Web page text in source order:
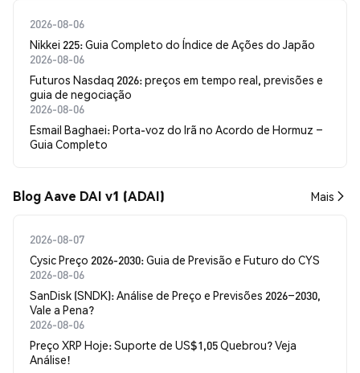
2026-08-06
Nikkei 225: Guia Completo do Índice de Ações do Japão
2026-08-06
Futuros Nasdaq 2026: preços em tempo real, previsões e
guia de negociação
2026-08-06
Esmail Baghaei: Porta-voz do Irã no Acordo de Hormuz –
Guia Completo
Blog Aave DAI v1 (ADAI) Mais
2026-08-07
Cysic Preço 2026-2030: Guia de Previsão e Futuro do CYS
2026-08-06
SanDisk (SNDK): Análise de Preço e Previsões 2026–2030,
Vale a Pena?
2026-08-06
Preço XRP Hoje: Suporte de US$1,05 Quebrou? Veja
Análise!